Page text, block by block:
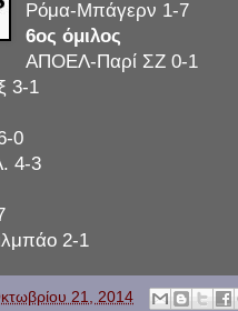
Ρόμα-Μπάγερν 1-7
6ος όμιλος
ΑΠΟΕΛ-Παρί ΣΖ 0-1
3-1
0
4-3
2-1
21, 2014